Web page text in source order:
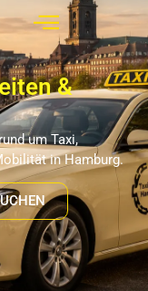
&
um Taxi,
in Hamburg.